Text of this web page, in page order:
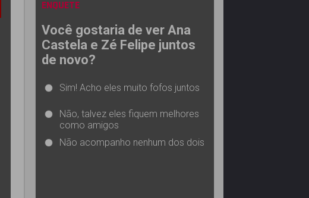
ENQUETE
Você gostaria de ver Ana
Castela e Zé Felipe juntos
de novo?
Sim! Acho eles muito fofos juntos
Não, talvez eles fiquem melhores
como amigos
Não acompanho nenhum dos dois